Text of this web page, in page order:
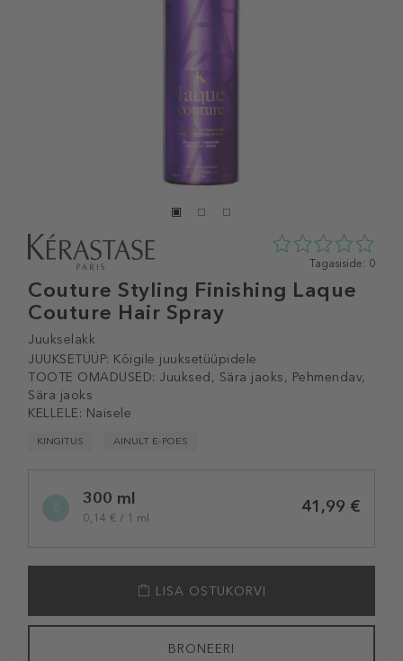
Couture Styling Finishing Laque
Couture Hair Spray
Juukselakk
JUUKSETÜÜP: Kõigile juuksetüüpidele
TOOTE OMADUSED: Juuksed, Sära jaoks, Pehmendav,
Sära jaoks
KELLELE: Naisele
KINGITUS AINULT E-POES
0
5st
Tagasiside: 0
variation300 ml
0,14 € / 1 ml
41,99 €
LISA OSTUKORVI
BRONEERI